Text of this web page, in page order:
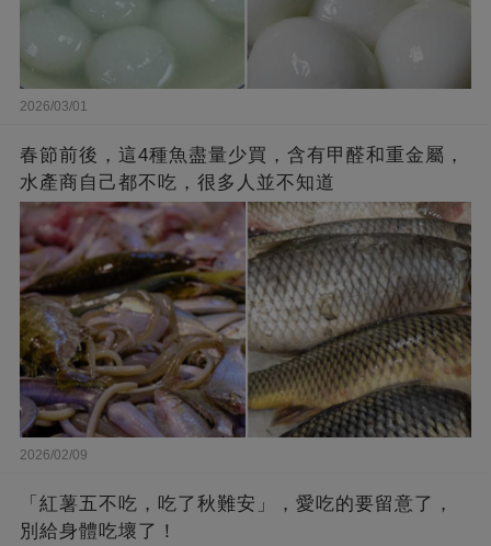
2026/03/01
春節前後，這4種魚盡量少買，含有甲醛和重金屬，
水產商自己都不吃，很多人並不知道
2026/02/09
「紅薯五不吃，吃了秋難安」，愛吃的要留意了，
別給身體吃壞了！